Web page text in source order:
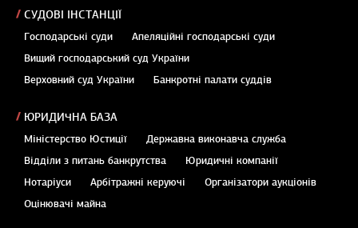
СУДОВІ ІНСТАНЦІЇ
Господарські суди
Апеляційні господарські суди
Вищий господарський суд України
Верховний суд України
Банкротні палати суддів
ЮРИДИЧНА БАЗА
Міністерство Юстиції
Державна виконавча служба
Відділи з питань банкрутства
Юридичні компанії
Нотаріуси
Арбітражні керуючі
Організатори аукціонів
Оцінювачі майна